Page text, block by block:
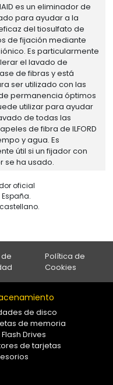
es un eliminador de
para ayudar a la
del tiosulfato de
de fijación mediante
Es particularmente
el lavado de
de fibras y está
ser utilizado con las
permanencia óptimos
utilizar para ayudar
de todas las
de fibra de ILFORD
y agua. Es
útil si un fijador con
se ha usado.
oficial
Política de
Cookies
de disco
de memoria
Flash Drives
de tarjetas